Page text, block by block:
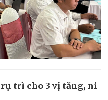
trì cho 3 vị tăng, ni